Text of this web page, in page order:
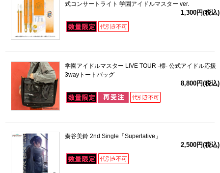
式コンサートライト 学園アイドルマスター ver.
1,300円(税込)
学園アイドルマスター LIVE TOUR -標- 公式アイドル応援
3wayトートバッグ
8,800円(税込)
秦谷美鈴 2nd Single「Superlative」
2,500円(税込)